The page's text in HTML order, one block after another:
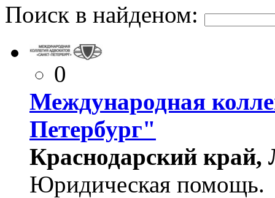
Поиск в найденом:
0
Международная
Петербург"
Краснодарский край,
Юридическая помощь.